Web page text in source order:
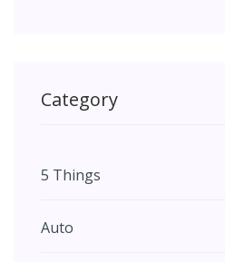
Category
5 Things
Auto